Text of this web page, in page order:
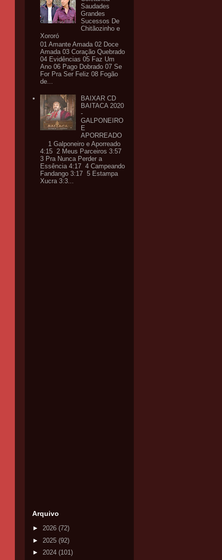
Saudades
Grandes
Sucessos De
Chitãozinho e
Xororó
01 Amante Amada 02 Doce
Amada 03 Coração Quebrado
04 Evidências 05 Faz Um
Ano 06 Pago Dobrado 07 Se
For Pra Ser Feliz 08 Fogão
de...
BAIXAR CD
BAITACA 2020
-
GALPONEIRO
E
APORREADO
1 Galponeiro e Aporreado
4:15 2 Meus Parceiros 3:57
3 Pra Nunca Perder a
Essência 4:17 4 Campeando
Fandango 3:17 5 Estampa
Xucra 3:3...
Arquivo
► 2026 (72)
► 2025 (92)
► 2024 (101)